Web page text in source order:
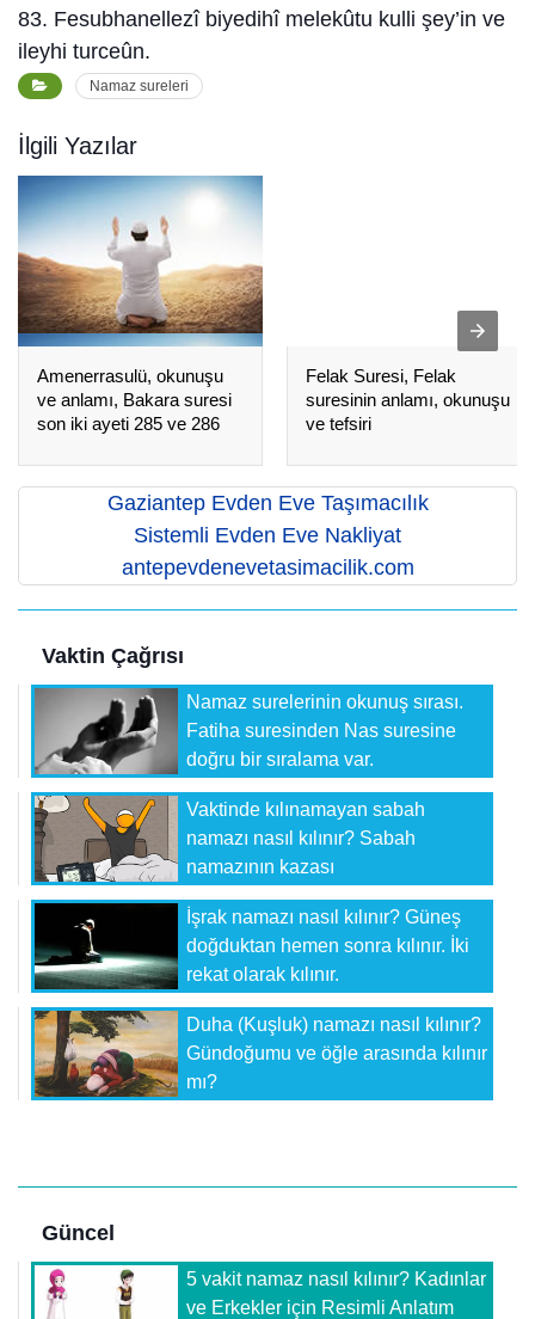
83. Fesubhanellezî biyedihî melekûtu kulli şey’in ve
ileyhi turceûn.
Namaz sureleri
İlgili Yazılar
Amenerrasulü, okunuşu
ve anlamı, Bakara suresi
son iki ayeti 285 ve 286
Felak Suresi, Felak
suresinin anlamı, okunuşu
ve tefsiri
Gaziantep Evden Eve Taşımacılık
Sistemli Evden Eve Nakliyat
antepevdenevetasimacilik.com
Vaktin Çağrısı
Namaz surelerinin okunuş sırası.
Fatiha suresinden Nas suresine
doğru bir sıralama var.
Vaktinde kılınamayan sabah
namazı nasıl kılınır? Sabah
namazının kazası
İşrak namazı nasıl kılınır? Güneş
doğduktan hemen sonra kılınır. İki
rekat olarak kılınır.
Duha (Kuşluk) namazı nasıl kılınır?
Gündoğumu ve öğle arasında kılınır
mı?
Güncel
5 vakit namaz nasıl kılınır? Kadınlar
ve Erkekler için Resimli Anlatım